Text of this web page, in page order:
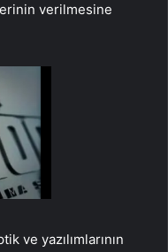
verilmesine
ve yazılımlarının